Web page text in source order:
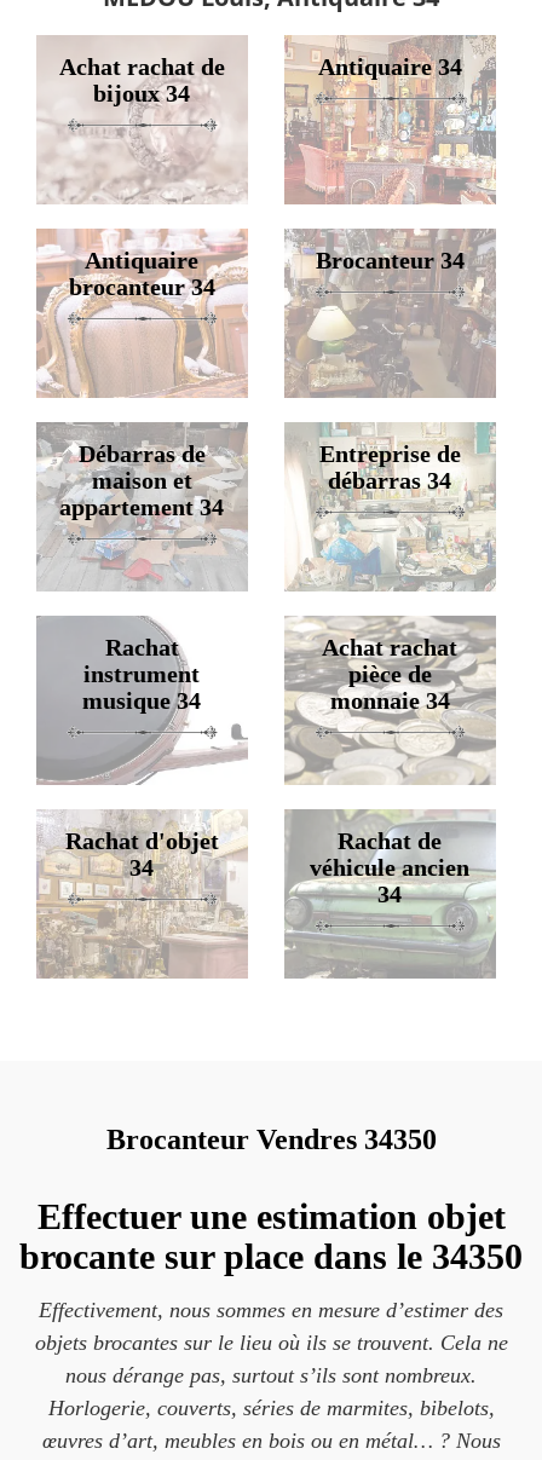
Achat rachat de
bijoux 34
Antiquaire 34
Antiquaire
brocanteur 34
Brocanteur 34
Débarras de
maison et
appartement 34
Entreprise de
débarras 34
Rachat
instrument
musique 34
Achat rachat
pièce de
monnaie 34
Rachat d'objet
34
Rachat de
véhicule ancien
34
Brocanteur Vendres 34350
Effectuer une estimation objet
brocante sur place dans le 34350
Effectivement, nous sommes en mesure d’estimer des
objets brocantes sur le lieu où ils se trouvent. Cela ne
nous dérange pas, surtout s’ils sont nombreux.
Horlogerie, couverts, séries de marmites, bibelots,
œuvres d’art, meubles en bois ou en métal… ? Nous